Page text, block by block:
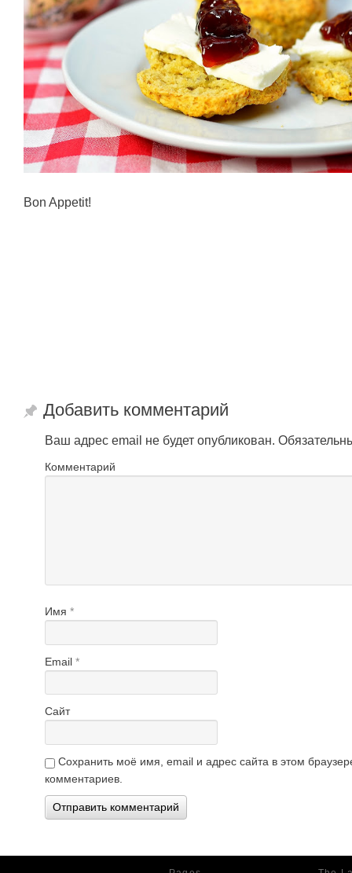
Bon Appetit!
Добавить комментарий
Ваш адрес email не будет опубликован.
Комментарий
Имя *
Email *
Сайт
Сохранить моё имя, email и адрес сайта в этом
комментариев.